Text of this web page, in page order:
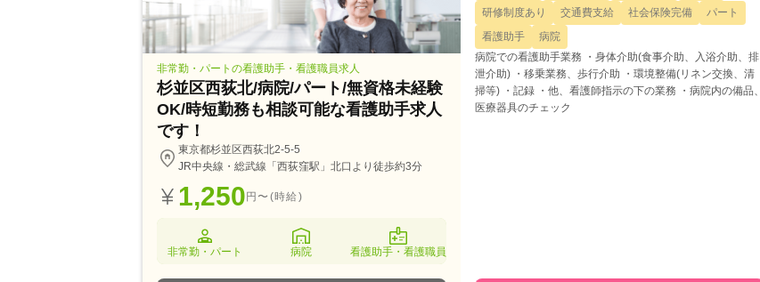
非常勤・パートの看護助手・看護職員求人
杉並区西荻北/病院/パート/無資格未経験
OK/時短勤務も相談可能な看護助手求人
です！
東京都杉並区西荻北2-5-5
JR中央線・総武線「西荻窪駅」北口より徒歩約3分
1,250円〜(時給)
非常勤・パート 病院 看護助手・看護職員
研修制度あり
交通費支給 社会保険完備
パート
看護助手
病院
病院での看護助手業務 ・身体介助(食事介助、入浴介助、排
泄介助) ・移乗業務、歩行介助 ・環境整備(リネン交換、清
掃等) ・記録 ・他、看護師指示の下の業務 ・病院内の備品、
医療器具のチェック